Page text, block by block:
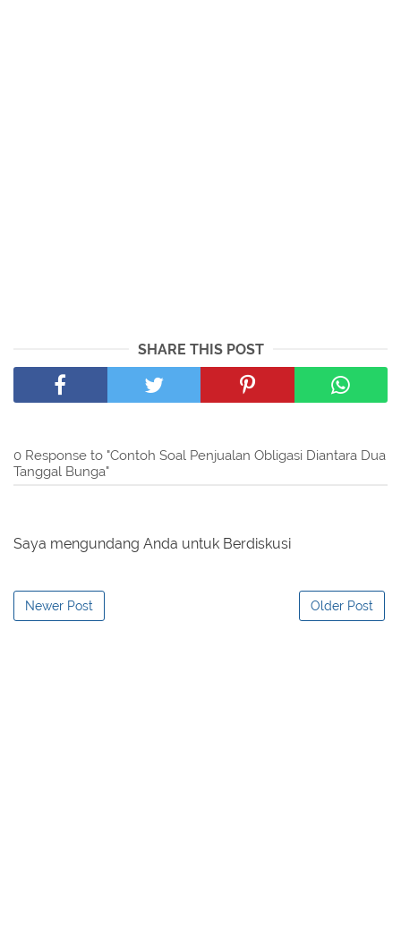
SHARE THIS POST
0 Response to "Contoh Soal Penjualan Obligasi Diantara Dua
Tanggal Bunga"
Saya mengundang Anda untuk Berdiskusi
Newer Post Older Post